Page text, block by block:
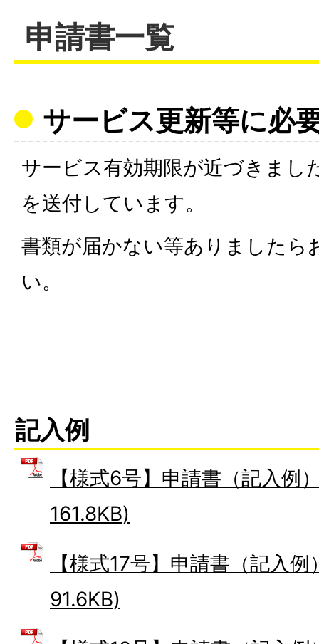
申請書一覧
サービス更新等に必
サービス有効期限が近づきまし
を送付しています。
書類が届かない等ありましたら
い。
記入例
【様式6号】申請書（記入例
161.8KB)
【様式17号】申請書（記入
91.6KB)